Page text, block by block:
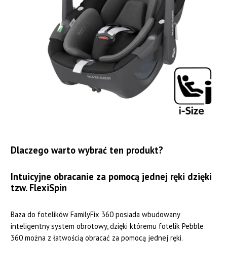
Dlaczego warto wybrać ten produkt?
Intuicyjne obracanie za pomocą jednej ręki dzięki
tzw. FlexiSpin
Baza do fotelików FamilyFix 360 posiada wbudowany
inteligentny system obrotowy, dzięki któremu fotelik Pebble
360 można z łatwością obracać za pomocą jednej ręki.